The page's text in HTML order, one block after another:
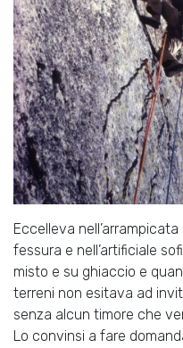
Eccelleva
fessura e nell’artificiale
misto e su ghiaccio e
terreni non esitava ad
senza alcun timore che
Lo convinsi a fare